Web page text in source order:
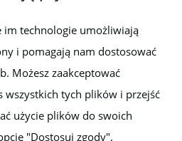
być na bieżąco z nowościami i
im technologie umożliwiają
i pomagają nam dostosować
Możesz zaakceptować
wszystkich tych plików i przejść
użycie plików do swoich
"Dostosuj zgody".